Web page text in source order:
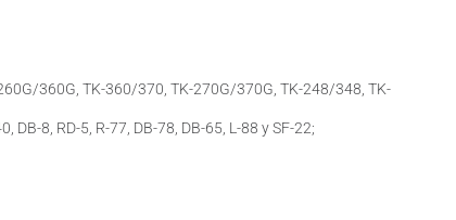
360G, TK-360/370, TK-270G/370G, TK-248/348, TK-
DB-8, RD-5, R-77, DB-78, DB-65, L-88 y SF-22;